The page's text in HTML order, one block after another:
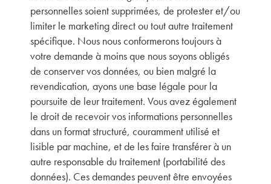
personnelles soient supprimées, de protester et/ou
limiter le marketing direct ou tout autre traitement
spécifique. Nous nous conformerons toujours à
votre demande à moins que nous soyons obligés
de conserver vos données, ou bien malgré la
revendication, ayons une base légale pour la
poursuite de leur traitement. Vous avez également
le droit de recevoir vos informations personnelles
dans un format structuré, couramment utilisé et
lisible par machine, et de les faire transférer à un
autre responsable du traitement (portabilité des
données). Ces demandes peuvent être envoyées